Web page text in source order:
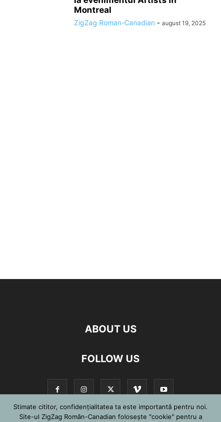
Montreal
ZigZag Roman-Canadian - august 19, 2025
ABOUT US
FOLLOW US
Stimate cititor, confidențialitatea ta este importantă pentru noi.
Site-ul ZigZag Român-Canadian folosește "cookie" pentru a